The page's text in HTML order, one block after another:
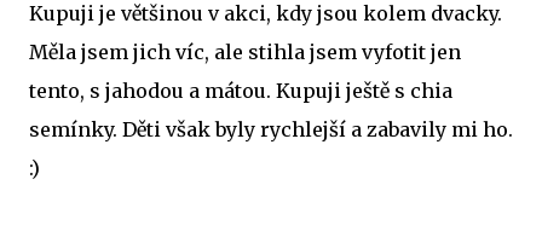
Kupuji je většinou v akci, kdy jsou kolem dvacky.
Měla jsem jich víc, ale stihla jsem vyfotit jen
tento, s jahodou a mátou. Kupuji ještě s chia
semínky. Děti však byly rychlejší a zabavily mi ho.
:)